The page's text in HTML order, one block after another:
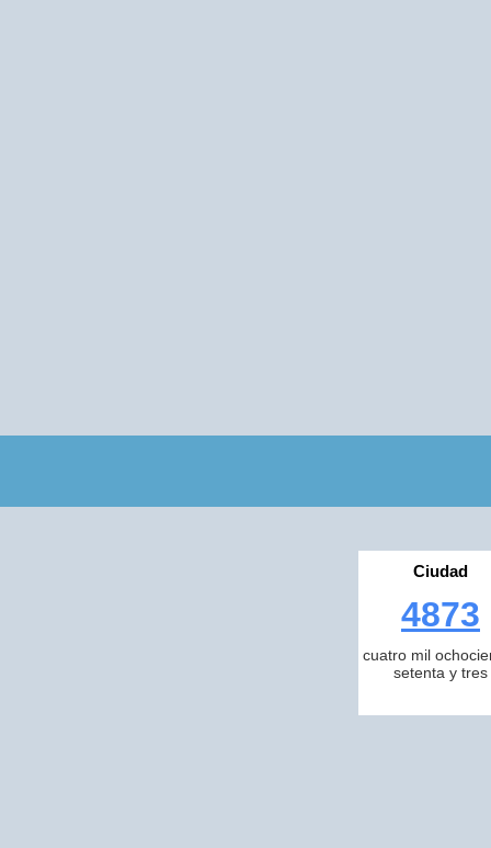
Ciudad
4873
cuatro mil
setenta y tres